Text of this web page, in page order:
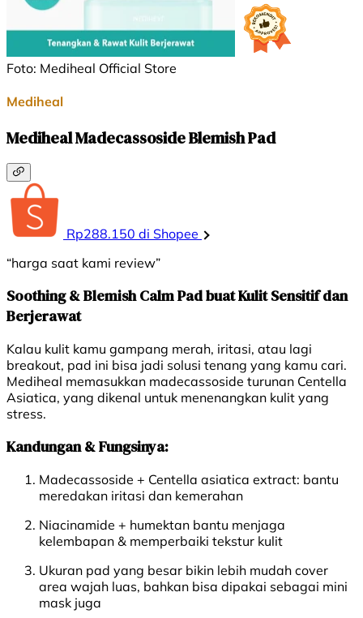
Foto: Mediheal Official Store
Mediheal
Mediheal Madecassoside Blemish Pad
Rp288.150 di Shopee
“harga saat kami review”
Soothing & Blemish Calm Pad buat Kulit Sensitif dan
Berjerawat
Kalau kulit kamu gampang merah, iritasi, atau lagi
breakout, pad ini bisa jadi solusi tenang yang kamu cari.
Mediheal memasukkan madecassoside turunan Centella
Asiatica, yang dikenal untuk menenangkan kulit yang
stress.
Kandungan & Fungsinya:
Madecassoside + Centella asiatica extract: bantu
meredakan iritasi dan kemerahan
Niacinamide + humektan bantu menjaga
kelembapan & memperbaiki tekstur kulit
Ukuran pad yang besar bikin lebih mudah cover
area wajah luas, bahkan bisa dipakai sebagai mini
mask juga